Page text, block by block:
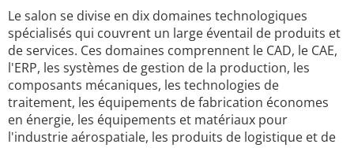
Le salon se divise en dix domaines technologiques
spécialisés qui couvrent un large éventail de produits et
de services. Ces domaines comprennent le CAD, le CAE,
l'ERP, les systèmes de gestion de la production, les
composants mécaniques, les technologies de
traitement, les équipements de fabrication économes
en énergie, les équipements et matériaux pour
l'industrie aérospatiale, les produits de logistique et de